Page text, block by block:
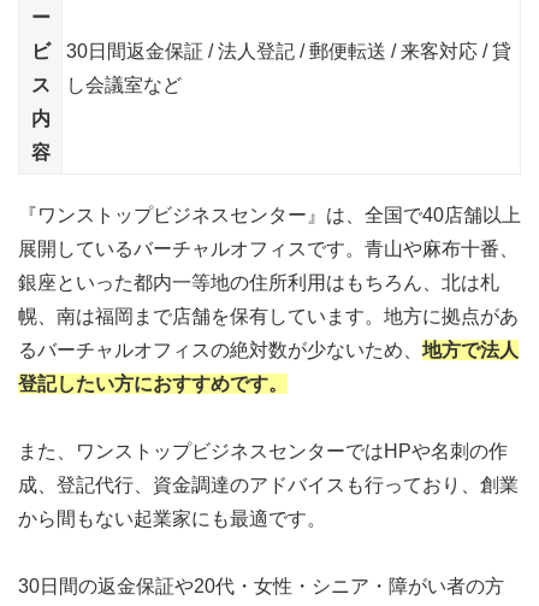
ー
ビ
ス
内
容
30日間返金保証 / 法人登記 / 郵便転送 / 来客対応 / 貸
し会議室など
『ワンストップビジネスセンター』は、全国で40店舗以上
展開しているバーチャルオフィスです。青山や麻布十番、
銀座といった都内一等地の住所利用はもちろん、北は札
幌、南は福岡まで店舗を保有しています。地方に拠点があ
るバーチャルオフィスの絶対数が少ないため、 地方で法人
登記したい方におすすめです。
また、ワンストップビジネスセンターではHPや名刺の作
成、登記代行、資金調達のアドバイスも行っており、創業
から間もない起業家にも最適です。
30日間の返金保証や20代・女性・シニア・障がい者の方